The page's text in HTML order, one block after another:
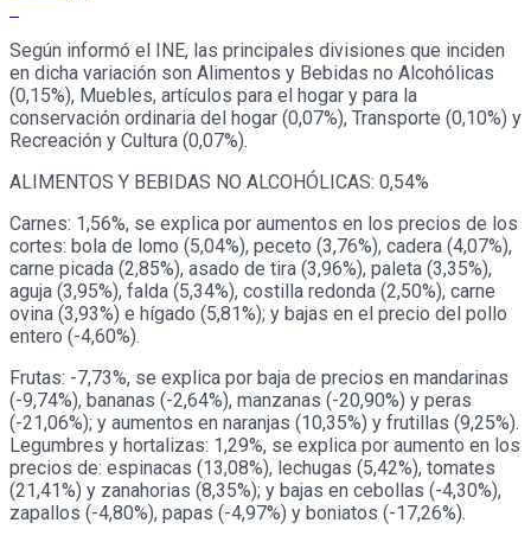
Según informó el INE, las principales divisiones que inciden
en dicha variación son Alimentos y Bebidas no Alcohólicas
(0,15%), Muebles, artículos para el hogar y para la
conservación ordinaria del hogar (0,07%), Transporte (0,10%) y
Recreación y Cultura (0,07%).
ALIMENTOS Y BEBIDAS NO ALCOHÓLICAS: 0,54%
Carnes: 1,56%, se explica por aumentos en los precios de los
cortes: bola de lomo (5,04%), peceto (3,76%), cadera (4,07%),
carne picada (2,85%), asado de tira (3,96%), paleta (3,35%),
aguja (3,95%), falda (5,34%), costilla redonda (2,50%), carne
ovina (3,93%) e hígado (5,81%); y bajas en el precio del pollo
entero (-4,60%).
Frutas: -7,73%, se explica por baja de precios en mandarinas
(-9,74%), bananas (-2,64%), manzanas (-20,90%) y peras
(-21,06%); y aumentos en naranjas (10,35%) y frutillas (9,25%).
Legumbres y hortalizas: 1,29%, se explica por aumento en los
precios de: espinacas (13,08%), lechugas (5,42%), tomates
(21,41%) y zanahorias (8,35%); y bajas en cebollas (-4,30%),
zapallos (-4,80%), papas (-4,97%) y boniatos (-17,26%).